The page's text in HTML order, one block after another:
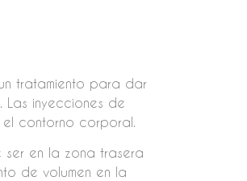
tratamiento para dar
Las inyecciones de
contorno corporal.
en la zona trasera
de volumen en la